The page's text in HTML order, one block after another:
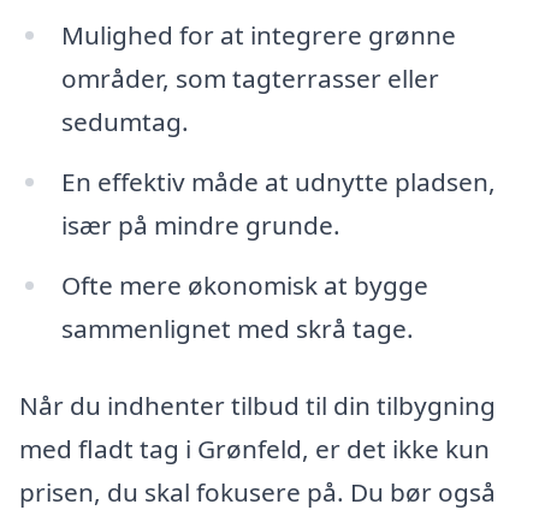
Mulighed for at integrere grønne
områder, som tagterrasser eller
sedumtag.
En effektiv måde at udnytte pladsen,
især på mindre grunde.
Ofte mere økonomisk at bygge
sammenlignet med skrå tage.
Når du indhenter tilbud til din tilbygning
med fladt tag i Grønfeld, er det ikke kun
prisen, du skal fokusere på. Du bør også